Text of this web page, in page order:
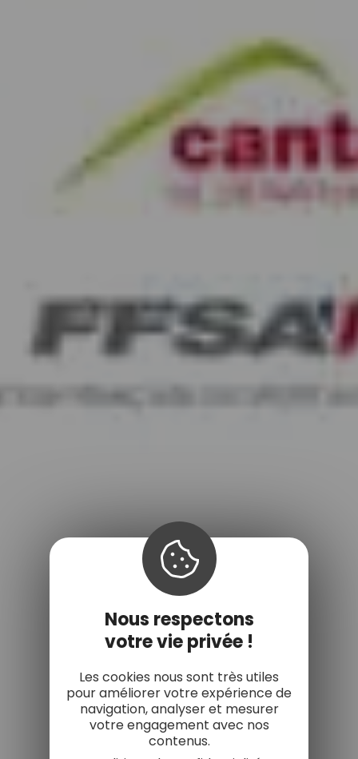
Nous respectons
votre vie privée !
Les cookies nous sont très utiles
pour améliorer votre expérience de
navigation, analyser et mesurer
votre engagement avec nos
contenus.